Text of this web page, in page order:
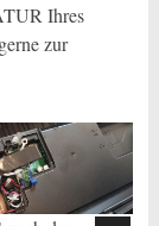
Ihres
zur